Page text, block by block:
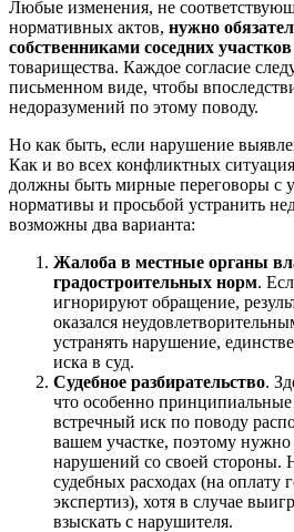
Любые изменения, не
нормативных актов, нужно
собственниками соседних участков
товарищества. Каждое согласие
письменном виде, чтобы
недоразумений по этому поводу.
Но как быть, если нарушение
Как и во всех конфликтных
должны быть мирные переговоры с
нормативы и просьбой устранить
возможны два варианта:
Жалоба в местные органы
градостроительных норм.
игнорируют обращение,
оказался
устранять нарушение,
иска в суд.
Судебное разбирательство.
что особенно принципиальные
встречный иск по поводу
вашем участке, поэтому нужно
нарушений со своей стороны.
судебных расходах (на
экспертиз), хотя в случае
взыскать с нарушителя.